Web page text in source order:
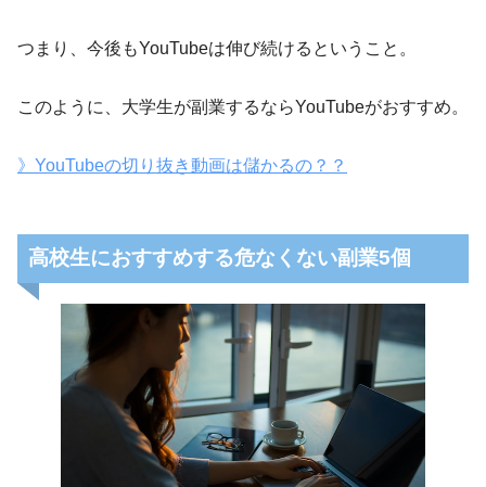
つまり、今後もYouTubeは伸び続けるということ。
このように、大学生が副業するならYouTubeがおすすめ。
》YouTubeの切り抜き動画は儲かるの？？
高校生におすすめする危なくない副業5個